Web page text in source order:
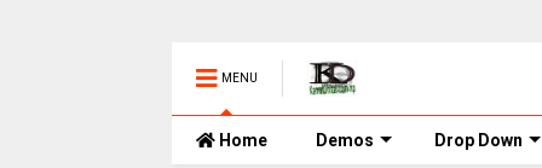
MENU
Home Demos Drop Down